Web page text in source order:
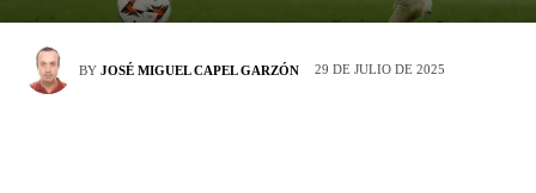
BY JOSÉ MIGUEL CAPEL GARZÓN 29 DE JULIO DE 2025